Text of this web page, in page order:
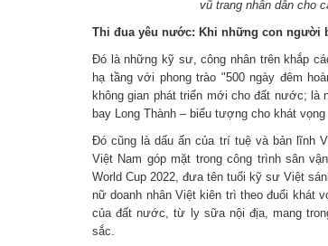
vũ trang nhân dân cho
Thi đua yêu nước: Khi những con người
Đó là những kỹ sư, công nhân trên khắp
hạ tầng với phong trào "500 ngày đêm
không gian phát triển mới cho đất nước;
bay Long Thành – biểu tượng cho khát
Đó cũng là dấu ấn của trí tuệ và bản lĩnh
Việt Nam góp mặt trong công trình sân
World Cup 2022, đưa tên tuổi kỹ sư Việt
nữ doanh nhân Việt kiên trì theo đuổi khát
của đất nước, từ ly sữa nội địa, mang
sắc.